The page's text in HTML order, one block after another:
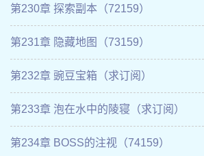
第230章 探索副本（72159）
第231章 隐藏地图（73159）
第232章 豌豆宝箱（求订阅）
第233章 泡在水中的陵寝（求订阅）
第234章 BOSS的注视（74159）